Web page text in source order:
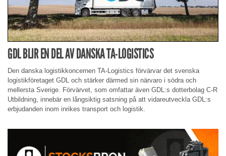
GDL BLIR EN DEL AV DANSKA TA-LOGISTICS
Den danska logistikkoncernen TA-Logistics förvärvar det svenska
logistikföretaget GDL och stärker därmed sin närvaro i södra och
mellersta Sverige. Förvärvet, som omfattar även GDL:s dotterbolag C-R
Utbildning, innebär en långsiktig satsning på att vidareutveckla GDL:s
erbjudanden inom inrikes transport och logistik.